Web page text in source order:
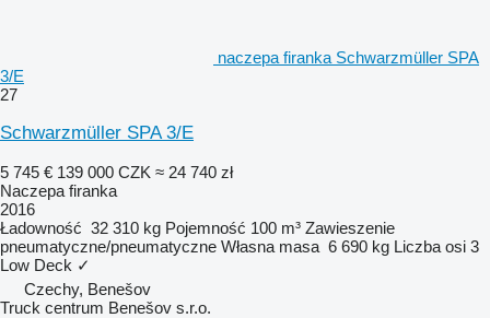
naczepa firanka Schwarzmüller SPA
3/E
27
Schwarzmüller SPA 3/E
5 745 € 139 000 CZK ≈ 24 740 zł
Naczepa firanka
2016
Ładowność 32 310 kg Pojemność 100 m³ Zawieszenie
pneumatyczne/pneumatyczne Własna masa 6 690 kg Liczba osi 3
Low Deck ✓
Czechy, Benešov
Truck centrum Benešov s.r.o.